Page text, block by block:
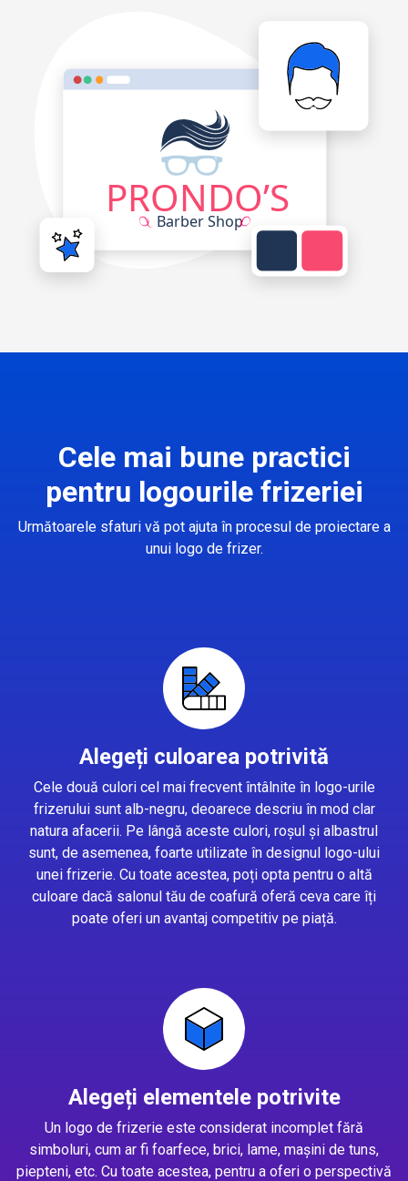
Cele mai bune practici
pentru logourile frizeriei
Următoarele sfaturi vă pot ajuta în procesul de proiectare a
unui logo de frizer.
Alegeți culoarea potrivită
Cele două culori cel mai frecvent întâlnite în logo-urile
frizerului sunt alb-negru, deoarece descriu în mod clar
natura afacerii. Pe lângă aceste culori, roșul și albastrul
sunt, de asemenea, foarte utilizate în designul logo-ului
unei frizerie. Cu toate acestea, poți opta pentru o altă
culoare dacă salonul tău de coafură oferă ceva care îți
poate oferi un avantaj competitiv pe piață.
Alegeți elementele potrivite
Un logo de frizerie este considerat incomplet fără
simboluri, cum ar fi foarfece, brici, lame, mașini de tuns,
piepteni, etc. Cu toate acestea, pentru a oferi o perspectivă